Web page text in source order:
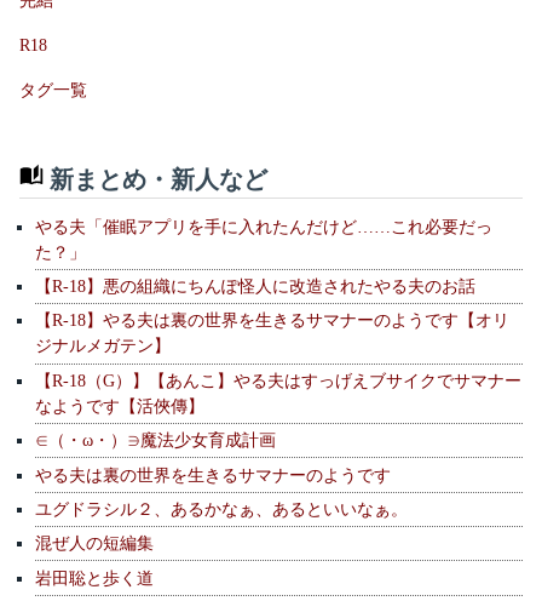
R18
タグ一覧
新まとめ・新人など
やる夫「催眠アプリを手に入れたんだけど……これ必要だっ
た？」
【R-18】悪の組織にちんぽ怪人に改造されたやる夫のお話
【R-18】やる夫は裏の世界を生きるサマナーのようです【オリ
ジナルメガテン】
【R-18（G）】【あんこ】やる夫はすっげえブサイクでサマナー
なようです【活俠傳】
∈（・ω・）∋魔法少女育成計画
やる夫は裏の世界を生きるサマナーのようです
ユグドラシル２、あるかなぁ、あるといいなぁ。
混ぜ人の短編集
岩田聡と歩く道